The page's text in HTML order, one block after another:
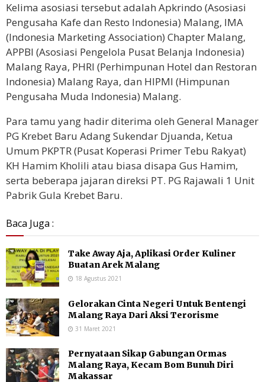
Kelima asosiasi tersebut adalah Apkrindo (Asosiasi
Pengusaha Kafe dan Resto Indonesia) Malang, IMA
(Indonesia Marketing Association) Chapter Malang,
APPBI (Asosiasi Pengelola Pusat Belanja Indonesia)
Malang Raya, PHRI (Perhimpunan Hotel dan Restoran
Indonesia) Malang Raya, dan HIPMI (Himpunan
Pengusaha Muda Indonesia) Malang.
Para tamu yang hadir diterima oleh General Manager
PG Krebet Baru Adang Sukendar Djuanda, Ketua
Umum PKPTR (Pusat Koperasi Primer Tebu Rakyat)
KH Hamim Kholili atau biasa disapa Gus Hamim,
serta beberapa jajaran direksi PT. PG Rajawali 1 Unit
Pabrik Gula Krebet Baru.
Baca Juga :
Take Away Aja, Aplikasi Order Kuliner
Buatan Arek Malang
18 Agustus 2021
Gelorakan Cinta Negeri Untuk Bentengi
Malang Raya Dari Aksi Terorisme
31 Maret 2021
Pernyataan Sikap Gabungan Ormas
Malang Raya, Kecam Bom Bunuh Diri
Makassar